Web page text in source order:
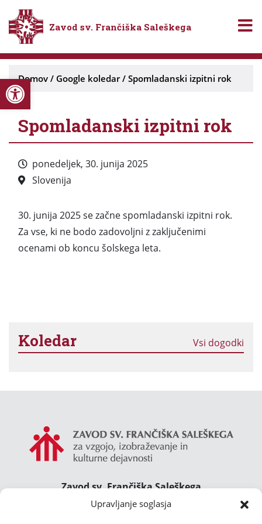
Open toolbar
Upravljanje soglasja
Zavod sv. Frančiška Saleškega
Domov / Google koledar/ Spomladanski izpitni rok
Spomladanski izpitni rok
ponedeljek, 30. junija 2025
Slovenija
30. junija 2025 se začne spomladanski izpitni rok.
Za vse, ki ne bodo zadovoljni z zaključenimi
ocenami ob koncu šolskega leta.
Koledar Vsi dogodki
Zavod sv. Frančiška Saleškega
Gimnazija Želimlje ° Dom Janeza Boska ° Majcnov